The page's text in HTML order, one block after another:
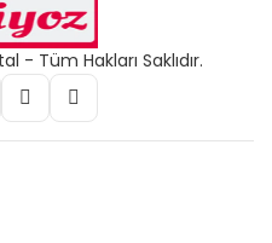
- Tüm Hakları Saklıdır.